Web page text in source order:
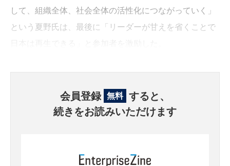
して、組織全体、社会全体の活性化につながっていく」
という夏野氏は、最後に「リーダーが甘えを省くことで
会員登録 無料 すると、
続きをお読みいただけます